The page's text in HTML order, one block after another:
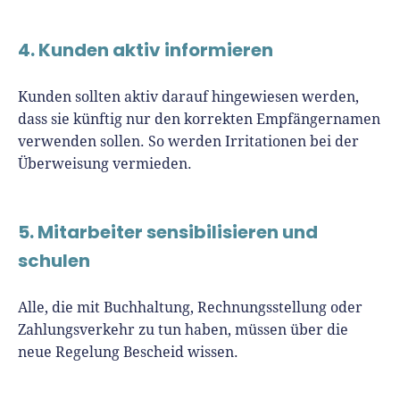
4. Kunden aktiv informieren
Kunden sollten aktiv darauf hingewiesen werden,
dass sie künftig nur den korrekten Empfängernamen
verwenden sollen. So werden Irritationen bei der
Überweisung vermieden.
5. Mitarbeiter sensibilisieren und
schulen
Alle, die mit Buchhaltung, Rechnungsstellung oder
Zahlungsverkehr zu tun haben, müssen über die
neue Regelung Bescheid wissen.